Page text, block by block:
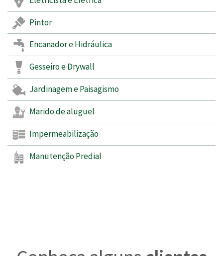
Pintor
Encanador e Hidráulica
Gesseiro e Drywall
Jardinagem e Paisagismo
Marido de aluguel
Impermeabilização
Manutenção Predial